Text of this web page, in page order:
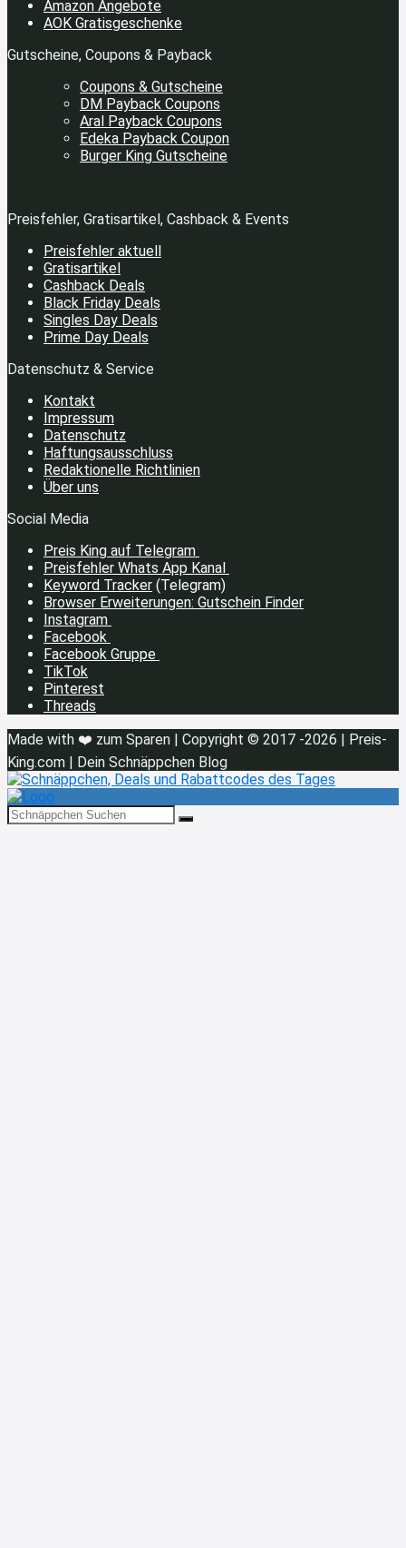
Amazon Angebote
AOK Gratisgeschenke
Gutscheine, Coupons & Payback
Coupons & Gutscheine
DM Payback Coupons
Aral Payback Coupons
Edeka Payback Coupon
Burger King Gutscheine
Preisfehler, Gratisartikel, Cashback & Events
Preisfehler aktuell
Gratisartikel
Cashback Deals
Black Friday Deals
Singles Day Deals
Prime Day Deals
Datenschutz & Service
Kontakt
Impressum
Datenschutz
Haftungsausschluss
Redaktionelle Richtlinien
Über uns
Social Media
Preis King auf Telegram
Preisfehler Whats App Kanal
Keyword Tracker (Telegram)
Browser Erweiterungen: Gutschein Finder
Instagram
Facebook
Facebook Gruppe
TikTok
Pinterest
Threads
Made with ❤️ zum Sparen | Copyright © 2017 -2026 | Preis-
King.com | Dein Schnäppchen Blog